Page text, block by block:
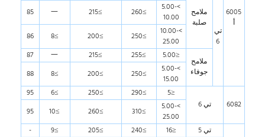
6005
أ
تي
6
ملامح
صلبة
>5.00-
10.00
≥260
≥215
一
85
>10.00-
25.00
≥250
≥200
≥8
86
ملامح
جوفاء
≤5.00
≥255
≥215
一
87
>5.00-
15.00
≥250
≥200
≥8
88
6082 تي 6
≤5
≥290
≥250
≥6
95
>5.00-
25.00
≥310
≥260
≥10
95
تي 5 ≤16
≥240
≥205
≥9
-